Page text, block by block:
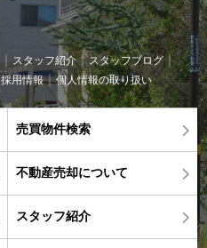
スタッフ紹介
スタッフブログ
採用情報 個人情報の取り扱い
売買物件検索
不動産売却について
スタッフ紹介